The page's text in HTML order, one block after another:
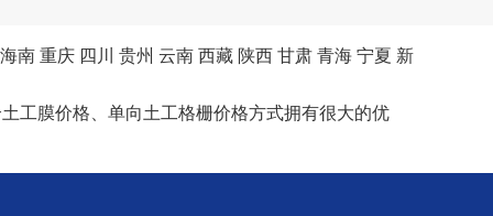
海南 重庆 四川 贵州 云南 西藏 陕西 甘肃 青海 宁夏 新
工膜价格、单向土工格栅价格方式拥有很大的优